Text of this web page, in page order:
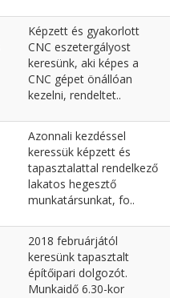
Képzett és gyakorlott
CNC eszetergályost
keresünk, aki képes a
CNC gépet önállóan
kezelni, rendeltet..
Azonnali kezdéssel
keressük képzett és
tapasztalattal rendelkező
lakatos hegesztő
munkatársunkat, fo..
2018 februárjától
keresünk tapasztalt
építőipari dolgozót.
Munkaidő 6.30-kor